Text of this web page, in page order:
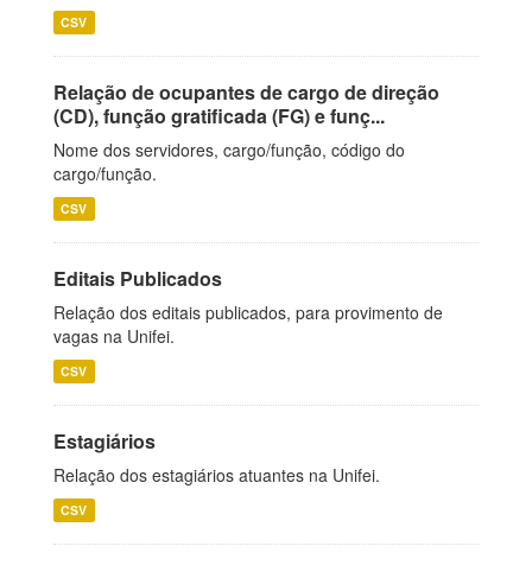
CSV
Relação de ocupantes de cargo de direção
(CD), função gratificada (FG) e funç...
Nome dos servidores, cargo/função, código do
cargo/função.
CSV
Editais Publicados
Relação dos editais publicados, para provimento de
vagas na Unifei.
CSV
Estagiários
Relação dos estagiários atuantes na Unifei.
CSV